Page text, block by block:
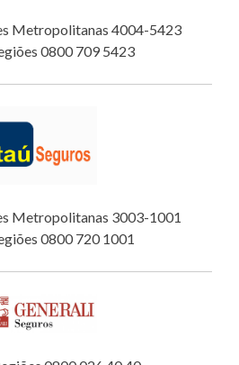
Metropolitanas 4004-5423
0800 709 5423
Metropolitanas 3003-1001
0800 720 1001